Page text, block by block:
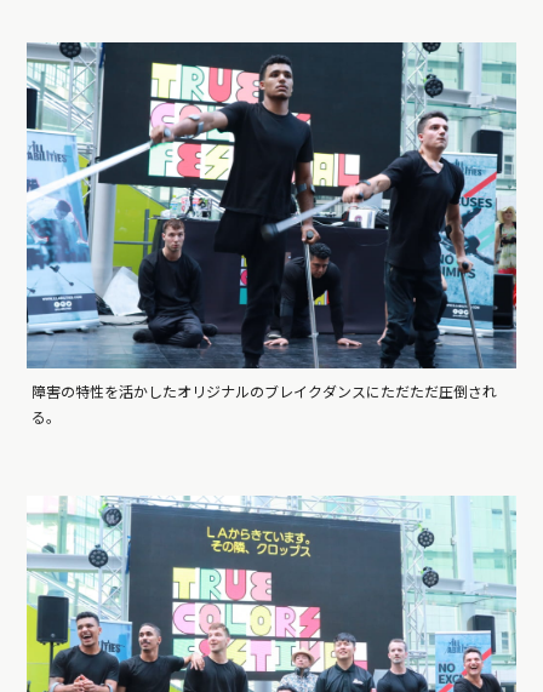
障害の特性を活かしたオリジナルのブレイクダンスにただただ圧倒され
る。